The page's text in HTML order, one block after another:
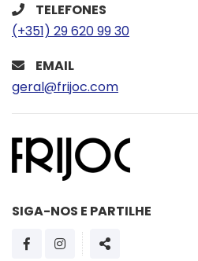
TELEFONES
(+351) 29 620 99 30
EMAIL
geral@frijoc.com
SIGA-NOS E PARTILHE
PÁGINA DO FACEBOOK
PÁGINA DO INSTAGRAM
SHARE